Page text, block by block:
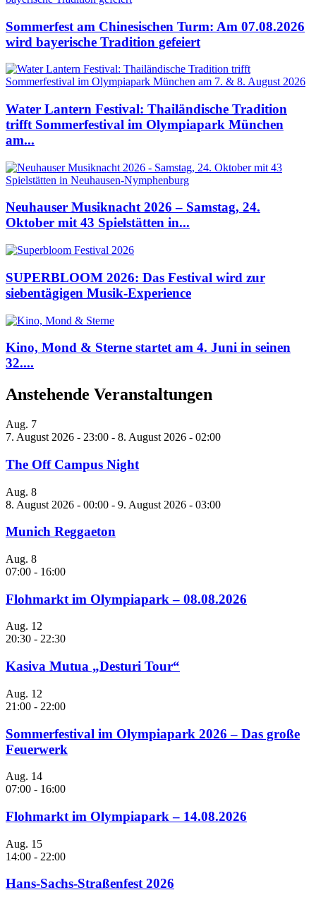
Sommerfest am Chinesischen Turm: Am 07.08.2026
wird bayerische Tradition gefeiert
Water Lantern Festival: Thailändische Tradition
trifft Sommerfestival im Olympiapark München
am...
Neuhauser Musiknacht 2026 – Samstag, 24.
Oktober mit 43 Spielstätten in...
SUPERBLOOM 2026: Das Festival wird zur
siebentägigen Musik-Experience
Kino, Mond & Sterne startet am 4. Juni in seinen
32....
Anstehende Veranstaltungen
Aug. 7
7. August 2026 - 23:00 - 8. August 2026 - 02:00
The Off Campus Night
Aug. 8
8. August 2026 - 00:00 - 9. August 2026 - 03:00
Munich Reggaeton
Aug. 8
07:00 - 16:00
Flohmarkt im Olympiapark – 08.08.2026
Aug. 12
20:30 - 22:30
Kasiva Mutua „Desturi Tour“
Aug. 12
21:00 - 22:00
Sommerfestival im Olympiapark 2026 – Das große
Feuerwerk
Aug. 14
07:00 - 16:00
Flohmarkt im Olympiapark – 14.08.2026
Aug. 15
14:00 - 22:00
Hans-Sachs-Straßenfest 2026